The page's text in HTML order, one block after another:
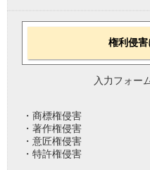
権利侵害
入力フォー
・商標権侵害
・著作権侵害
・意匠権侵害
・特許権侵害